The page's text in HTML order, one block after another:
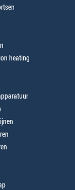
heating